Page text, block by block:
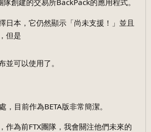
創建的交易所BackPack的應用程式。
日本，它仍然顯示「尚未支援！」並且
但是
並可以使用了。
，目前作為BETA版非常簡潔。
作為前FTX團隊，我會關注他們未來的